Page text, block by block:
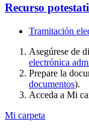
Recurso
Tramitación
Asegúrese de
electrónica
Prepare la
documentos).
Acceda a Mi
Mi carpeta